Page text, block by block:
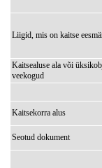
Liigid, mis on kaitse
Kaitsealuse ala või
veekogud
Kaitsekorra alus
Seotud dokument